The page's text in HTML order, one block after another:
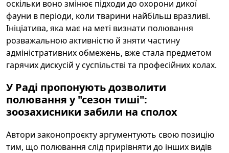
оскільки воно змінює підходи до охорони дикої
фауни в періоди, коли тварини найбільш вразливі.
Ініціатива, яка має на меті визнати полювання
розважальною активністю й зняти частину
адміністративних обмежень, вже стала предметом
гарячих дискусій у суспільстві та професійних колах.
У Раді пропонують дозволити
полювання у "сезон тиші":
зоозахисники забили на сполох
Автори законопроєкту аргументують свою позицію
тим, що полювання слід прирівняти до інших видів